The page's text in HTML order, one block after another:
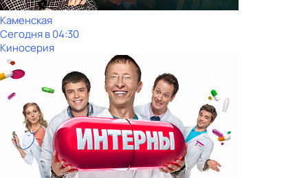
Каменская
Сегодня в 04:30
Киносерия